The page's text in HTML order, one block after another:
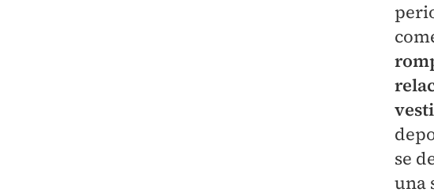
se
una